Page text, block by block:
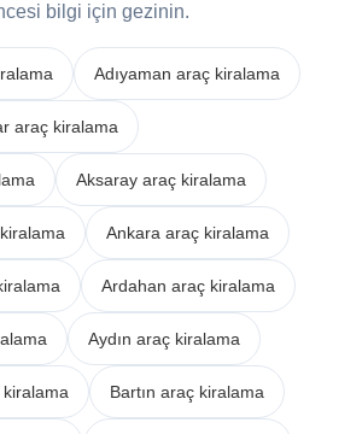
bilgi için gezinin.
Adıyaman araç kiralama
araç kiralama
Aksaray araç kiralama
Ankara araç kiralama
Ardahan araç kiralama
Aydın araç kiralama
kiralama Bartın araç kiralama